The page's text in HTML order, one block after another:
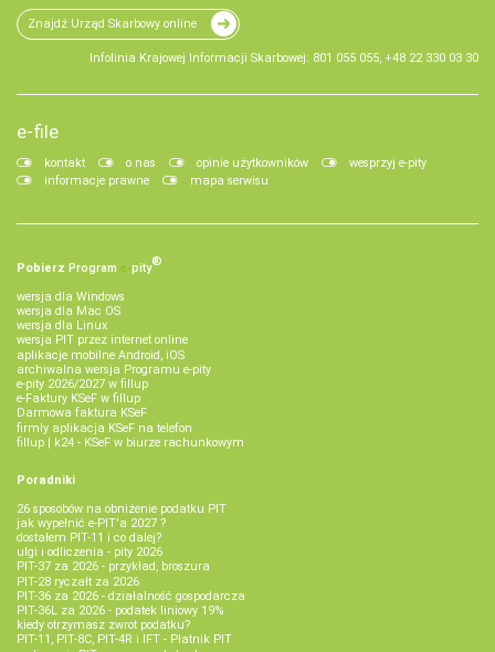
Znajdź Urząd Skarbowy online
Infolinia Krajowej Informacji Skarbowej: 801 055 055, +48 22 330 03 30
e-file
kontakt o nas opinie użytkowników
wesprzyj e-pity
informacje prawne
mapa serwisu
Pobierz Program e‑pity®
wersja dla Windows
wersja dla Mac OS
wersja dla Linux
wersja PIT przez internet online
aplikacje mobilne Android, iOS
archiwalna wersja Programu e-pity
e-pity 2026/2027 w fillup
e‑Faktury KSeF w fillup
Darmowa faktura KSeF
firmly aplikacja KSeF na telefon
fillup | k24 - KSeF w biurze rachunkowym
Poradniki
26 sposobów na obniżenie podatku PIT
jak wypełnić e-PIT'a 2027 ?
dostałem PIT-11 i co dalej?
ulgi i odliczenia - pity 2026
PIT-37 za 2026 - przykład, broszura
PIT-28 ryczałt za 2026
PIT-36 za 2026 - działalność gospodarcza
PIT-36L za 2026 - podatek liniowy 19%
kiedy otrzymasz zwrot podatku?
PIT-11, PIT-8C, PIT-4R i IFT - Płatnik PIT